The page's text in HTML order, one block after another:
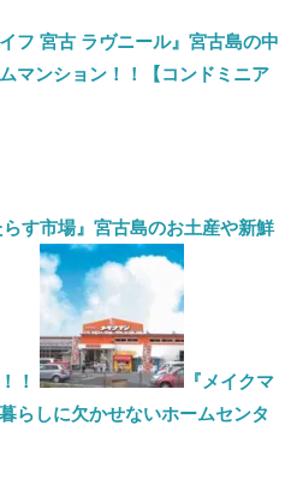
イフ 宮古 ラヴニール』宮古島の中
マンション！！【コンドミニア
らす市場』宮古島のお土産や新鮮
！
『メイクマ
らしに欠かせないホームセンタ